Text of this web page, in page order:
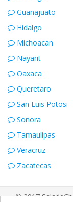
Guanajuato
Hidalgo
Michoacan
Nayarit
Oaxaca
Queretaro
San Luis Potosi
Sonora
Tamaulipas
Veracruz
Zacatecas
© 2017